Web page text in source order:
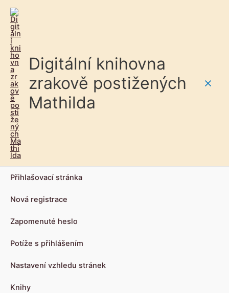
Digitální knihovna
zrakově postižených
Mathilda
Přihlašovací stránka
Nová registrace
Zapomenuté heslo
Potíže s přihlášením
Nastavení vzhledu stránek
Knihy